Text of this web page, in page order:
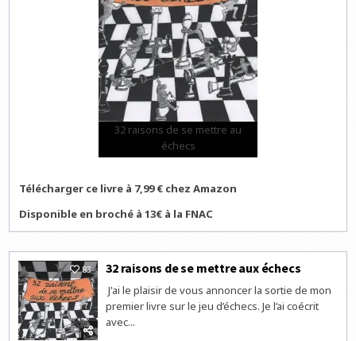
32 raisons de se mettre au
échecs
Télécharger ce livre à 7,99 € chez Amazon
Disponible en broché à 13€ à la FNAC
83 32 raisons de se mettre aux échecs
J'ai le plaisir de vous annoncer la sortie de mon
premier livre sur le jeu d’échecs. Je l’ai coécrit
avec...